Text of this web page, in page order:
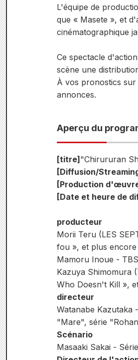
L'équipe de
que « Masete », et
cinématographique
Ce spectacle
scène une
À vos pronostics
annonces.
Aperçu du
[titre]"Chirururan
[Diffusion/
[Production
[Date et heure de
producteur
Morii Teru (LES
fou », et plus encore
Mamoru Inoue -
Kazuya Shimomura
Who Doesn't Kill »,
directeur
Watanabe Kazutaka
"Mare", série
Scénario
Masaaki Sakai -